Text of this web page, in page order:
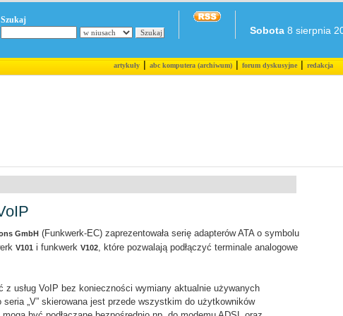
Szukaj
Sobota 8 sierpnia
artykuły|abc komputera (archiwum)|forum dyskusyjne|redakcja
GmbH (Funkwerk-EC) zaprezentowała serię adapterów ATA o symbolu
V101 i funkwerk V102, które pozwalają podłączyć terminale analogowe
usług VoIP bez konieczności wymiany aktualnie używanych
„V” skierowana jest przede wszystkim do użytkowników